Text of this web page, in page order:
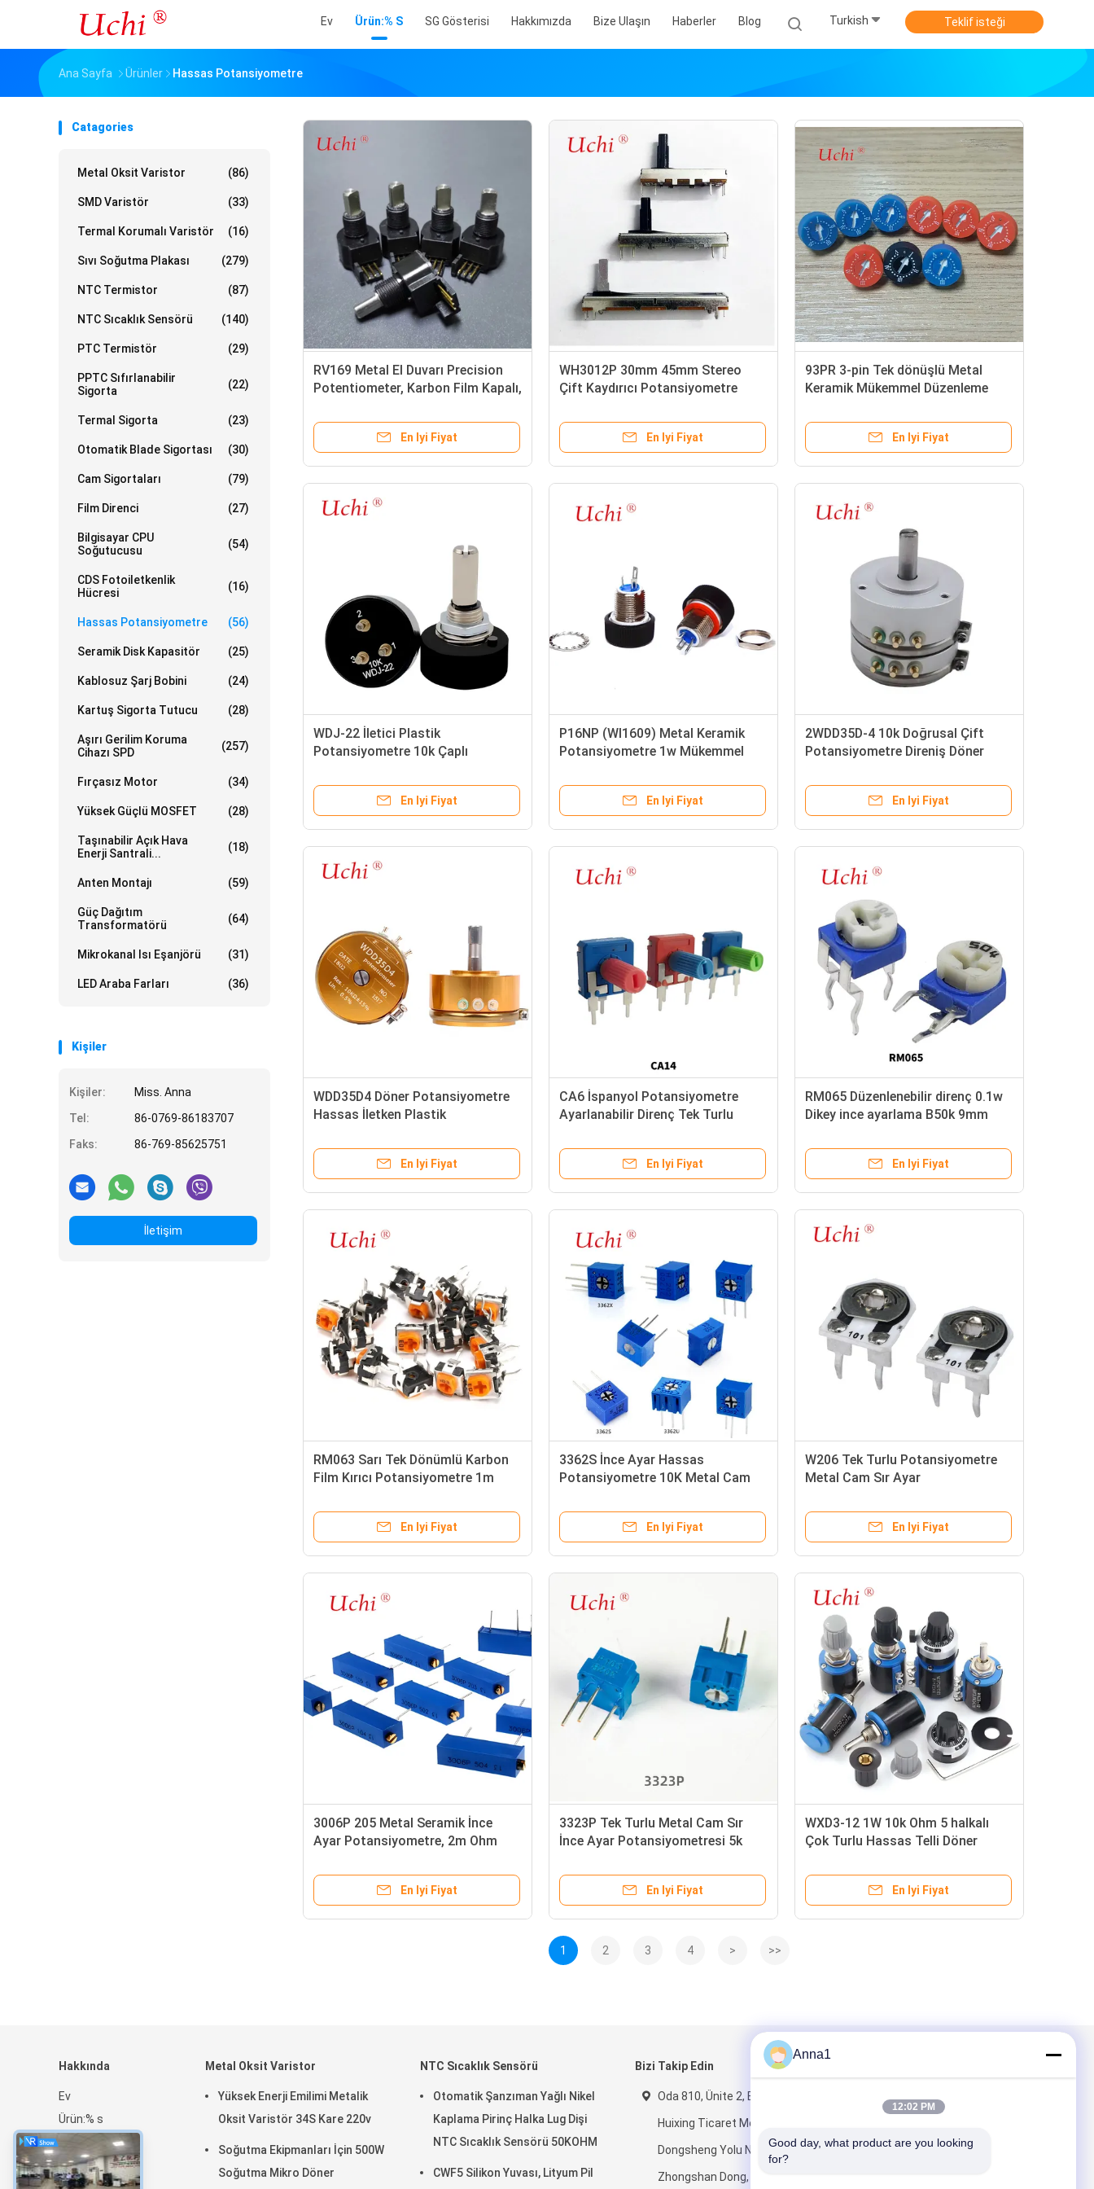
Ev Ürün:% S SG Gösterisi Hakkımızda Bize Ulaşın Haberler Blog Turkish Teklif isteği
Ana Sayfa Ürünler Hassas Potansiyometre
Catagories
Metal Oksit Varistor (86)
SMD Varistör (33)
Termal Korumalı Varistör (16)
Sıvı Soğutma Plakası (279)
NTC Termistor (87)
NTC Sıcaklık Sensörü (140)
PTC Termistör (29)
PPTC Sıfırlanabilir
Sigorta
(22)
Termal Sigorta (23)
Otomatik Blade Sigortası (30)
Cam Sigortaları (79)
Film Direnci (27)
Bilgisayar CPU
Soğutucusu
(54)
CDS Fotoiletkenlik
Hücresi
(16)
Hassas Potansiyometre (56)
Seramik Disk Kapasitör (25)
Kablosuz Şarj Bobini (24)
Kartuş Sigorta Tutucu (28)
Aşırı Gerilim Koruma
Cihazı SPD
(257)
Fırçasız Motor (34)
Yüksek Güçlü MOSFET (28)
Taşınabilir Açık Hava
Enerji Santrali...
(18)
Anten Montajı (59)
Güç Dağıtım
Transformatörü
(64)
Mikrokanal Isı Eşanjörü (31)
LED Araba Farları (36)
Kişiler
Kişiler:
Miss. Anna
Tel:
86-0769-86183707
Faks:
86-769-85625751
İletişim
RV169 Metal El Duvarı Precision
Potentiometer, Karbon Film Kapalı,
En Iyi Fiyat
WH3012P 30mm 45mm Stereo
Çift Kaydırıcı Potansiyometre
Potansiyometre
En Iyi Fiyat
93PR 3-pin Tek dönüşlü Metal
Keramik Mükemmel Düzenleme
Inç
En Iyi Fiyat
WDJ-22 İletici Plastik
Potansiyometre 10k Çaplı
En Iyi Fiyat
P16NP (WI1609) Metal Keramik
Potansiyometre 1w Mükemmel
En Iyi Fiyat
2WDD35D-4 10k Doğrusal Çift
Potansiyometre Direniş Döner
En Iyi Fiyat
WDD35D4 Döner Potansiyometre
Hassas İletken Plastik
En Iyi Fiyat
CA6 İspanyol Potansiyometre
Ayarlanabilir Direnç Tek Turlu
Potansiyometre
En Iyi Fiyat
RM065 Düzenlenebilir direnç 0.1w
Dikey ince ayarlama B50k 9mm
En Iyi Fiyat
RM063 Sarı Tek Dönümlü Karbon
Film Kırıcı Potansiyometre 1m
En Iyi Fiyat
3362S İnce Ayar Hassas
Potansiyometre 10K Metal Cam
En Iyi Fiyat
W206 Tek Turlu Potansiyometre
Metal Cam Sır Ayar
Ayarlı Potansiyometre
En Iyi Fiyat
3006P 205 Metal Seramik İnce
Ayar Potansiyometre, 2m Ohm
Ayarlanabilir Potansiyometre
En Iyi Fiyat
3323P Tek Turlu Metal Cam Sır
İnce Ayar Potansiyometresi 5k
En Iyi Fiyat
WXD3-12 1W 10k Ohm 5 halkalı
Çok Turlu Hassas Telli Döner
En Iyi Fiyat
1 2 3 4 > >>
Hakkında
Ev
Ürün:% s
SG Gösterisi
Hakkımızda
Metal Oksit Varistor
Yüksek Enerji Emilimi Metalik
Oksit Varistör 34S Kare 220v
Soğutma Ekipmanları İçin 500W
Soğutma Mikro Döner
NTC Sıcaklık Sensörü
Otomatik Şanzıman Yağlı Nikel
Kaplama Pirinç Halka Lug Dişi
NTC Sıcaklık Sensörü 50KOHM
CWF5 Silikon Yuvası, Lityum Pil
Bizi Takip Edin
Oda 810, Ünite 2, Bina 5,
Huixing Ticaret Merkezi,
Dongsheng Yolu No.1,
Zhongshan Dong, Shilong
Anna1
12:02 PM
Good day, what product are you looking
for?